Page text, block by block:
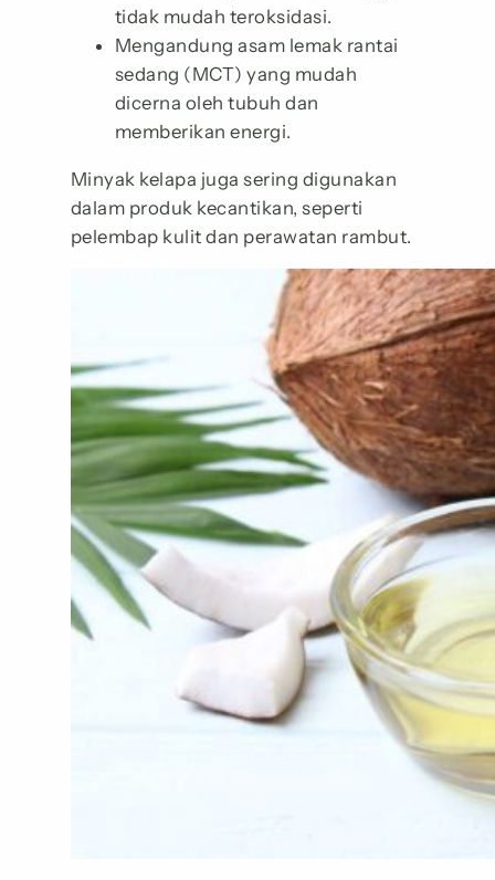
tidak mudah teroksidasi.
Mengandung asam lemak rantai
sedang (MCT) yang mudah
dicerna oleh tubuh dan
memberikan energi.
Minyak kelapa juga sering digunakan
dalam produk kecantikan, seperti
pelembap kulit dan perawatan rambut.